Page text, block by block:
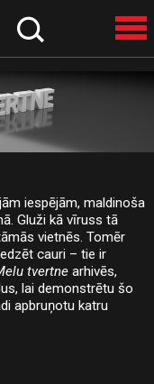
iespējām, maldinoša
Gluži kā vīruss tā
vietnēs. Tomēr
cauri – tie ir
tvertne arhivēs,
lai demonstrētu šo
apbruņotu katru